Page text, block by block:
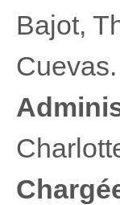
Bajot,
Cuevas.